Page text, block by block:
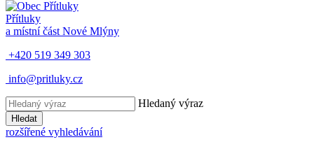
Přítluky
a místní část Nové Mlýny
+420 519 349 303
info@pritluky.cz
Hledaný výraz
Hledat
rozšířené vyhledávání